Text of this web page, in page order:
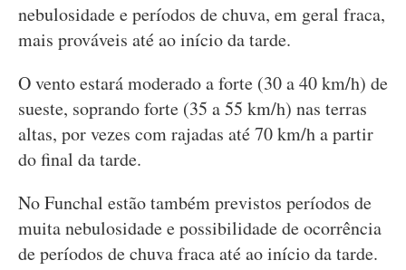
nebulosidade e períodos de chuva, em geral fraca,
mais prováveis até ao início da tarde.
O vento estará moderado a forte (30 a 40 km/h) de
sueste, soprando forte (35 a 55 km/h) nas terras
altas, por vezes com rajadas até 70 km/h a partir
do final da tarde.
No Funchal estão também previstos períodos de
muita nebulosidade e possibilidade de ocorrência
de períodos de chuva fraca até ao início da tarde.